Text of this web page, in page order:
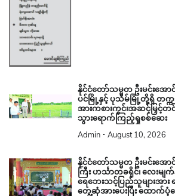
နိုင်ငံတော်သမ္မတ ဦးမင်းအေ
ပင်မြို့နှင့် ပုသိမ်မြို့တို့ရှိ တက္က
အားကစားကွင်းအဆင့်မြှင့်တင်
သွားရောက်ကြည့်ရှုစစ်ဆေး
Admin August 10, 2026
နိုင်ငံတော်သမ္မတ ဦးမင်းအေ
ကြီး ဟင်္သာတခရိုင်၊ လေးမ
ရေဘေးသင့်ပြည်သူများအား ရ
တွေ့ဆုံအားပေးပြီး ထောက်ပံ့ရေ